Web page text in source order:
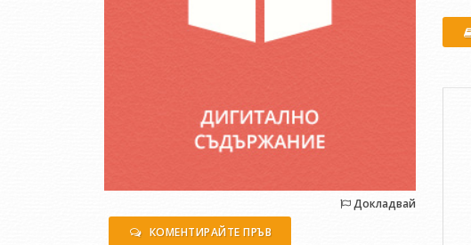
Докладвай
КОМЕНТИРАЙТЕ ПРЪВ